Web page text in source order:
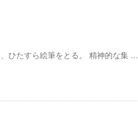
ひたすら絵筆をとる。 精神的な集 ...